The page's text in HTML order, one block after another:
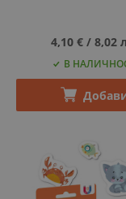
4,10 € ‎/‎ 8,02
В